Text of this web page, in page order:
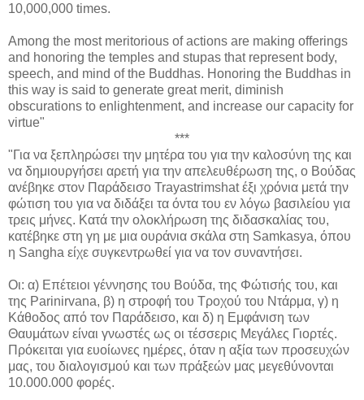
10,000,000 times.
Among the most meritorious of actions are making offerings
and honoring the temples and stupas that represent body,
speech, and mind of the Buddhas. Honoring the Buddhas in
this way is said to generate great merit, diminish
obscurations to enlightenment, and increase our capacity for
virtue"
***
"Για να ξεπληρώσει την μητέρα του για την καλοσύνη της και
να δημιουργήσει αρετή για την απελευθέρωση της, ο Βούδας
ανέβηκε στον Παράδεισο Trayastrimshat έξι χρόνια μετά την
φώτιση του για να διδάξει τα όντα του εν λόγω βασιλείου για
τρεις μήνες. Κατά την ολοκλήρωση της διδασκαλίας του,
κατέβηκε στη γη με μια ουράνια σκάλα στη Samkasya, όπου
η Sangha είχε συγκεντρωθεί για να τον συναντήσει.
Οι: α) Επέτειοι γέννησης του Βούδα, της Φώτισής του, και
της Parinirvana, β) η στροφή του Τροχού του Ντάρμα, γ) η
Κάθοδος από τον Παράδεισο, και δ) η Εμφάνιση των
Θαυμάτων είναι γνωστές ως οι τέσσερις Μεγάλες Γιορτές.
Πρόκειται για ευοίωνες ημέρες, όταν η αξία των προσευχών
μας, του διαλογισμού και των πράξεών μας μεγεθύνονται
10.000.000 φορές.